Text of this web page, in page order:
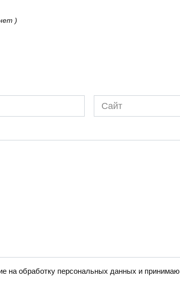
)
Сайт
на обработку персональных данных и принимаю